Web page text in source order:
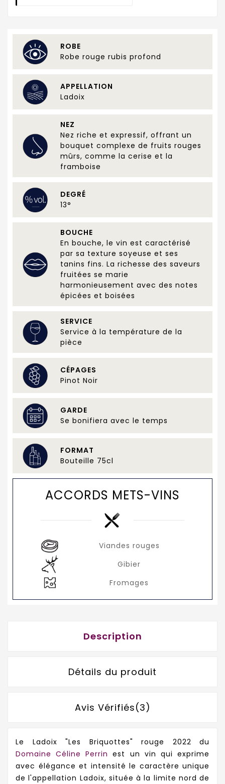
ROBE
Robe rouge rubis profond
APPELLATION
Ladoix
NEZ
Nez riche et expressif, offrant un
bouquet complexe de fruits rouges
mûrs, comme la cerise et la
framboise
DEGRÉ
13°
BOUCHE
En bouche, le vin est caractérisé
par sa texture soyeuse et ses
tanins fins. La richesse des saveurs
fruitées se marie
harmonieusement avec des notes
épicées et boisées
SERVICE
Service à la température de la
pièce
CÉPAGES
Pinot Noir
GARDE
Se bonifiera avec le temps
FORMAT
Bouteille 75cl
ACCORDS METS-VINS
Viandes rouges
Gibier
Fromages
Description
Détails du produit
Avis Vérifiés(3)
Le Ladoix "Les Briquottes" rouge 2022 du
Domaine Céline Perrin est un vin qui exprime
avec élégance et intensité le caractère unique
de l'appellation Ladoix, située à la limite nord de